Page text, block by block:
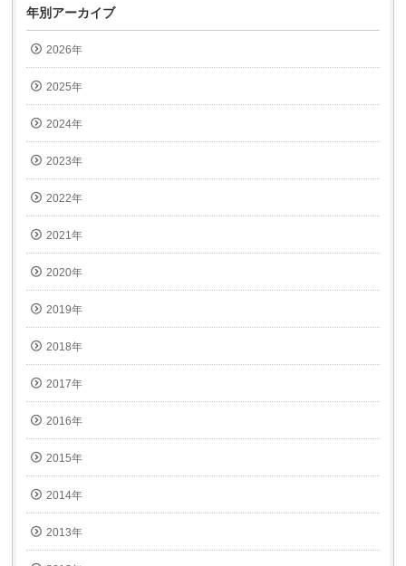
ィ
ン
ド
ウ
で
ま
す)
ま
す)
年別アーカイブ
2026年
2025年
2024年
2023年
2022年
2021年
2020年
2019年
2018年
2017年
2016年
2015年
2014年
2013年